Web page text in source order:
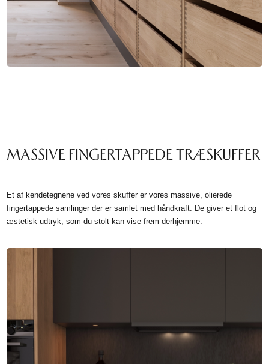
MASSIVE FINGERTAPPEDE TRÆSKUFFER
Et af kendetegnene ved vores skuffer er vores massive, olierede
fingertappede samlinger der er samlet med håndkraft. De giver et flot og
æstetisk udtryk, som du stolt kan vise frem derhjemme.